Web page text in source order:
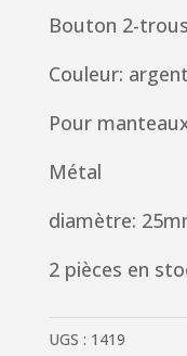
Bouton 2-trous
Couleur:
Pour
Métal
diamètre:
2 pièces en
UGS : 1419